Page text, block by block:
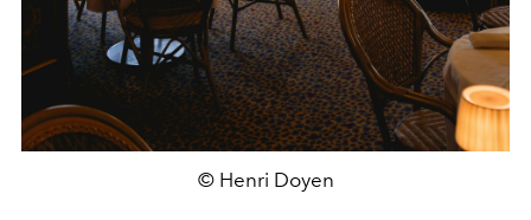
© Henri Doyen